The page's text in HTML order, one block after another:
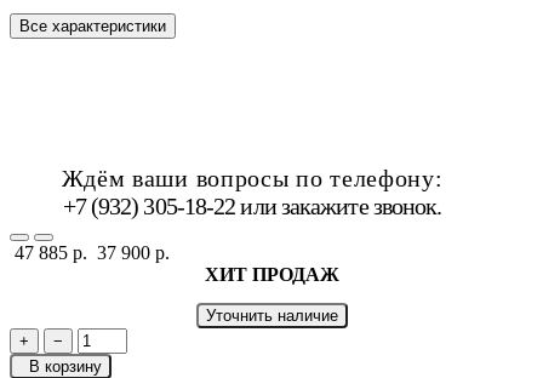
Все характеристики
Ждём ваши вопросы по телефону:
+7 (932) 305-18-22 илизакажите звонок.
47 885 р. 37 900 р.
ХИТ ПРОДАЖ
Уточнить наличие
+
−
В корзину